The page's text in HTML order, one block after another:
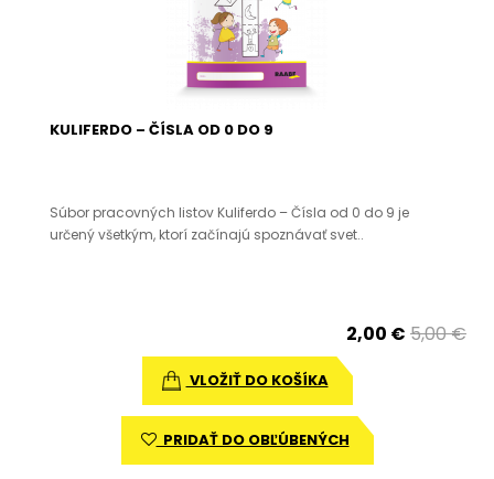
KULIFERDO – ČÍSLA OD 0 DO 9
Súbor pracovných listov Kuliferdo – Čísla od 0 do 9 je
určený všetkým, ktorí začínajú spoznávať svet..
2,00 € 5,00 €
VLOŽIŤ DO KOŠÍKA
PRIDAŤ DO OBĽÚBENÝCH